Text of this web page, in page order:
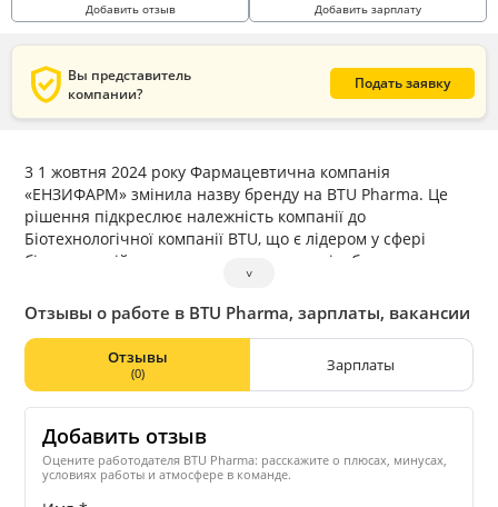
Добавить отзыв Добавить зарплату
verified_user Вы представитель
компании?
Подать заявку
3 1 жовтня 2024 року Фармацевтична компанія
«ЕНЗИФАРМ» змінила назву бренду на BTU Pharma. Це
рішення підкреслює належність компанії до
Біотехнологічної компанії BTU, що є лідером у сфері
біотехнологій та дозволить ще краще відображати
спільну місію, цінності та наукові досягнення.
Серед наших препаратів: імуномодулятори,
гепатопротектор, синбіотики для поліпшення
функціонування шлунково-кишкового тракту, для
збагачення мікрофлори та мікробіоценозу в організмі.
Високоякісні, натуральні, біологічні препарати широко
застосовуються в клінічній практиці при самих різних
захворюваннях. Щороку ми вдосконалюємо якість
препаратів. Ефективність та безпеку доводимо в цілому
ряді досліджень на базі науково-дослідницьких
˅
Отзывы о работе в BTU Pharma, зарплаты, вакансии
Отзывы
(0) Зарплаты
Добавить отзыв
Оцените работодателя BTU Pharma: расскажите о плюсах, минусах,
условиях работы и атмосфере в команде.